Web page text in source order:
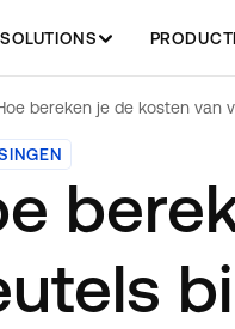
SOLUTIONS